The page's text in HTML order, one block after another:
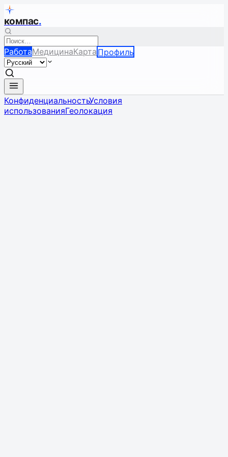
компас.
РаботаМедицинаКарта Профиль
КонфиденциальностьУсловия
использованияГеолокация